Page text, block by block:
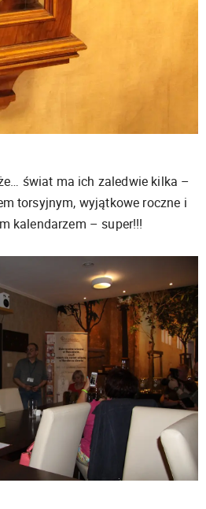
świat ma ich zaledwie kilka –
torsyjnym, wyjątkowe roczne i
kalendarzem – super!!!